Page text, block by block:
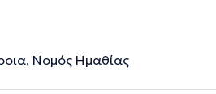
Νομός Ημαθίας